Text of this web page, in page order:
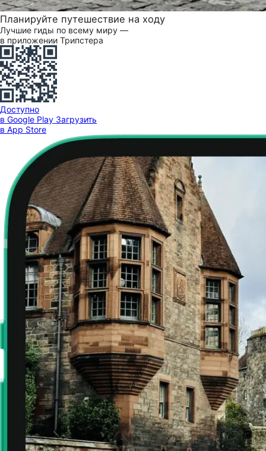
Планируйте путешествие на ходу
Лучшие гиды по всему миру —
в приложении Трипстера
Доступно
в Google Play Загрузить
в App Store